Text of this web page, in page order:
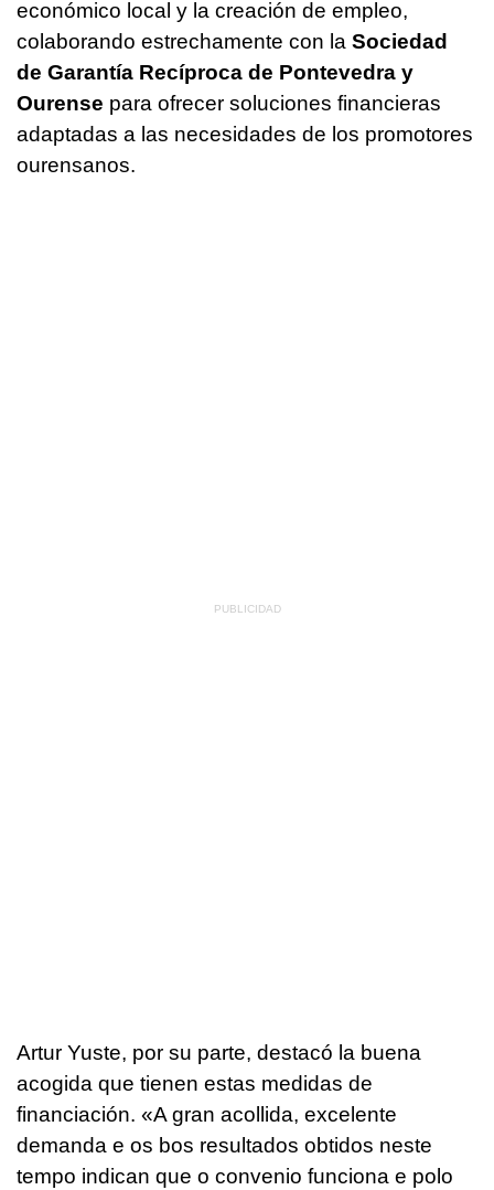
económico local y la creación de empleo,
colaborando estrechamente con la Sociedad
de Garantía Recíproca de Pontevedra y
Ourense para ofrecer soluciones financieras
adaptadas a las necesidades de los promotores
ourensanos.
Artur Yuste, por su parte, destacó la buena
acogida que tienen estas medidas de
financiación. «A gran acollida, excelente
demanda e os bos resultados obtidos neste
tempo indican que o convenio funciona e polo